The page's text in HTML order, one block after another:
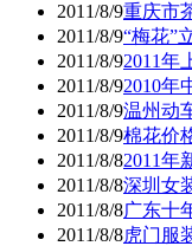
2011/8/9重庆市
2011/8/9“梅花”
2011/8/92011年
2011/8/92010年
2011/8/9温州动
2011/8/9棉花价
2011/8/82011年
2011/8/8深圳女
2011/8/8广东十
2011/8/8虎门服